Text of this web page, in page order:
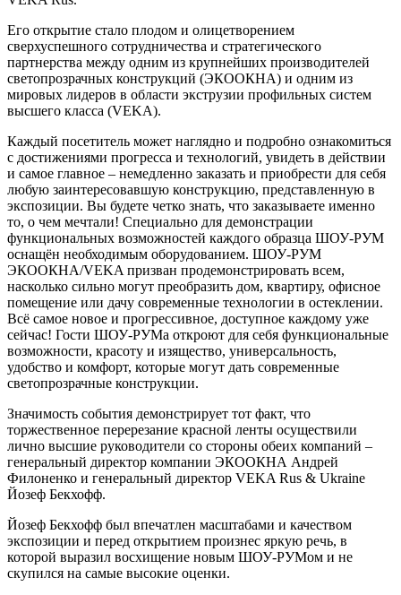
Его открытие стало плодом и олицетворением
сверхуспешного сотрудничества и стратегического
партнерства между одним из крупнейших производителей
светопрозрачных конструкций (ЭКООКНА) и одним из
мировых лидеров в области экструзии профильных систем
высшего класса (VEKA).
Каждый посетитель может наглядно и подробно ознакомиться
с достижениями прогресса и технологий, увидеть в действии
и самое главное – немедленно заказать и приобрести для себя
любую заинтересовавшую конструкцию, представленную в
экспозиции. Вы будете четко знать, что заказываете именно
то, о чем мечтали! Специально для демонстрации
функциональных возможностей каждого образца ШОУ-РУМ
оснащён необходимым оборудованием. ШОУ-РУМ
ЭКООКНА/VEKA призван продемонстрировать всем,
насколько сильно могут преобразить дом, квартиру, офисное
помещение или дачу современные технологии в остеклении.
Всё самое новое и прогрессивное, доступное каждому уже
сейчас! Гости ШОУ-РУМа откроют для себя функциональные
возможности, красоту и изящество, универсальность,
удобство и комфорт, которые могут дать современные
светопрозрачные конструкции.
Значимость события демонстрирует тот факт, что
торжественное перерезание красной ленты осуществили
лично высшие руководители со стороны обеих компаний –
генеральный директор компании ЭКООКНА Андрей
Филоненко и генеральный директор VEKA Rus & Ukraine
Йозеф Бекхофф.
Йозеф Бекхофф был впечатлен масштабами и качеством
экспозиции и перед открытием произнес яркую речь, в
которой выразил восхищение новым ШОУ-РУМом и не
скупился на самые высокие оценки.